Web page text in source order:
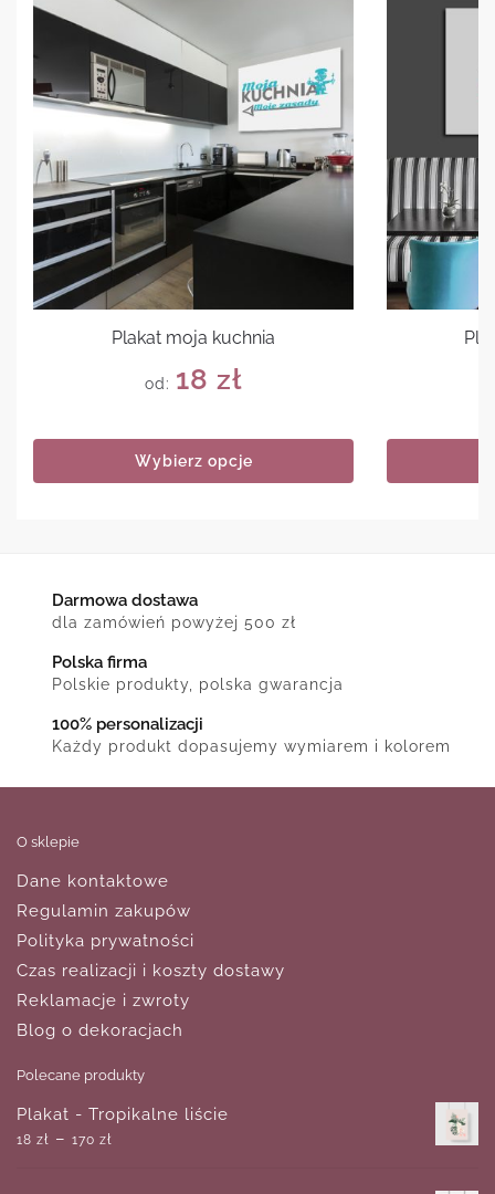
Plakat moja kuchnia
od: 18 zł
Wybierz opcje
Darmowa dostawa
dla zamówień powyżej 500 zł
Polska firma
Polskie produkty, polska gwarancja
100% personalizacji
Każdy produkt dopasujemy wymiarem i kolorem
O sklepie
Dane kontaktowe
Regulamin zakupów
Polityka prywatności
Czas realizacji i koszty dostawy
Reklamacje i zwroty
Blog o dekoracjach
Polecane produkty
Plakat - Tropikalne liście
18 zł – 170 zł